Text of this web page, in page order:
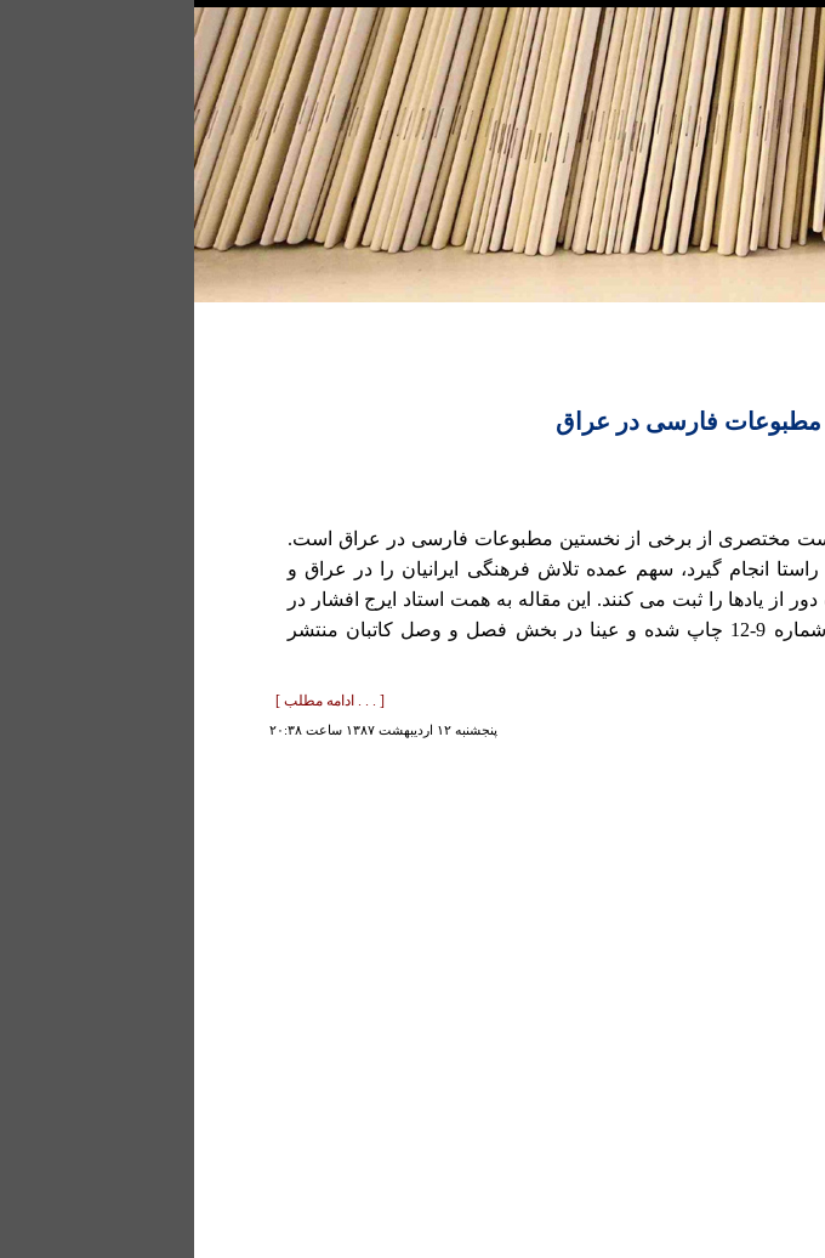
مطبوعات فارسی در عراق
مختصری از برخی از نخستین مطبوعات فارسی در عراق است.
انجام گیرد، سهم عمده تلاش فرهنگی ایرانیان را در عراق و
از یادها را ثبت می کنند. این مقاله به همت استاد ایرج افشار در
مجله آینده، سال پنجم، شماره 9-12 چاپ شده و عینا در بخش فصل و وصل کاتبان منتشر
[ . . . ادامه مطلب ]
پنجشنبه ۱۲ ارديبهشت ۱۳۸۷ ساعت ۲۰:۳۸